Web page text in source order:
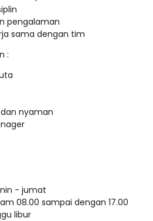
pengalaman
sama dengan tim
:
nyaman
- jumat
08.00 sampai dengan 17.00
libur